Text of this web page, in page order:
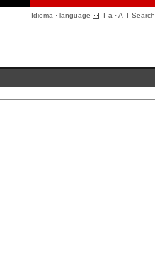
Idioma · language I a ·A I Search